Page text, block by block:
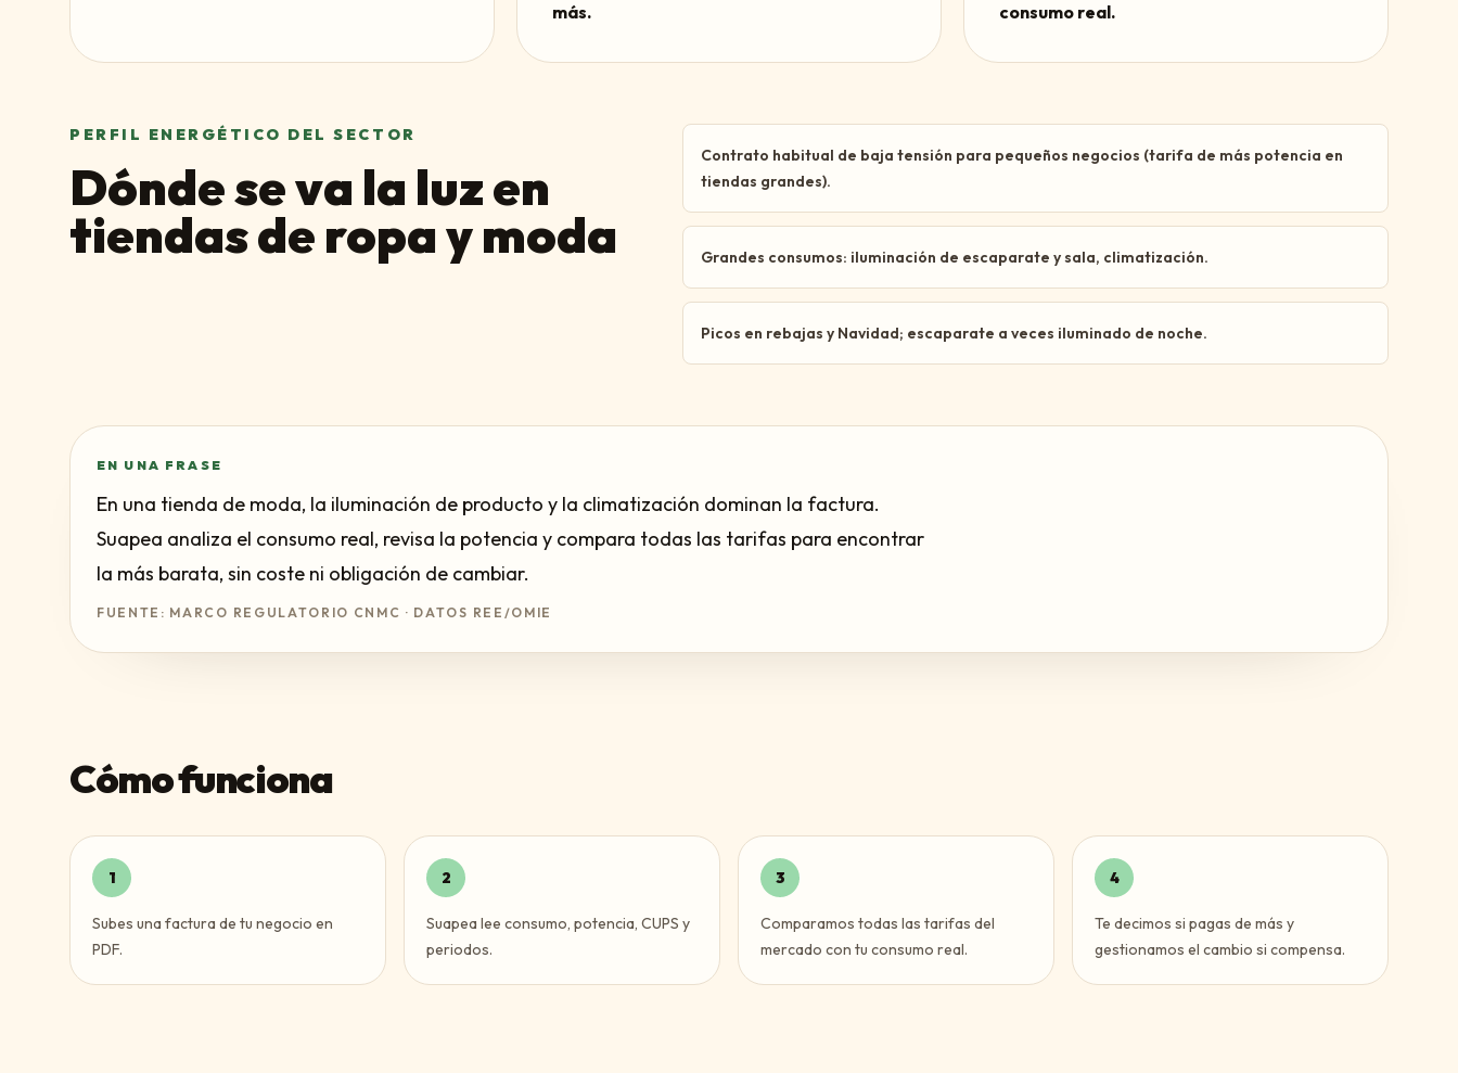
más.
consumo real.
PERFIL ENERGÉTICO DEL SECTOR
Dónde se va la luz en
tiendas de ropa y moda
Contrato habitual de baja tensión para pequeños negocios (tarifa de más potencia en
tiendas grandes).
Grandes consumos: iluminación de escaparate y sala, climatización.
Picos en rebajas y Navidad; escaparate a veces iluminado de noche.
EN UNA FRASE
En una tienda de moda, la iluminación de producto y la climatización dominan la factura.
Suapea analiza el consumo real, revisa la potencia y compara todas las tarifas para encontrar
la más barata, sin coste ni obligación de cambiar.
FUENTE: MARCO REGULATORIO CNMC · DATOS REE/OMIE
Cómo funciona
1
Subes una factura de tu negocio en
PDF.
2
Suapea lee consumo, potencia, CUPS y
periodos.
3
Comparamos todas las tarifas del
mercado con tu consumo real.
4
Te decimos si pagas de más y
gestionamos el cambio si compensa.